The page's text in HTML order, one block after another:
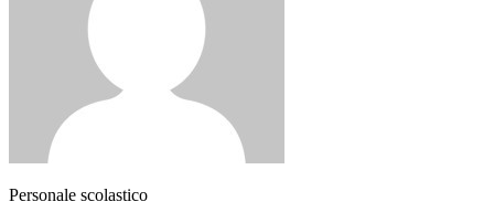
Personale scolastico